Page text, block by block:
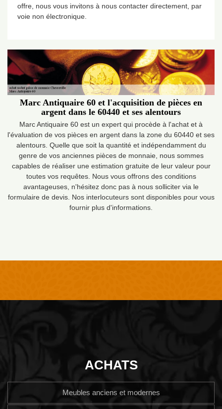
offre, nous vous invitons à nous contacter directement, par
voie non électronique.
Marc Antiquaire 60 et l'acquisition de pièces en
argent dans le 60440 et ses alentours
Marc Antiquaire 60 est un expert qui procède à l'achat et à
l'évaluation de vos pièces en argent dans la zone du 60440 et ses
alentours. Quelle que soit la quantité et indépendamment du
genre de vos anciennes pièces de monnaie, nous sommes
capables de réaliser une estimation gratuite de leur valeur pour
toutes vos requêtes. Nous vous offrons des conditions
avantageuses, n'hésitez donc pas à nous solliciter via le
formulaire de devis. Nos interlocuteurs sont disponibles pour vous
fournir plus d'informations.
ACHATS
Meubles anciens et modernes